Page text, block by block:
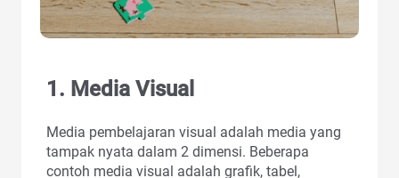
1. Media Visual
Media pembelajaran visual adalah media yang
tampak nyata dalam 2 dimensi. Beberapa
contoh media visual adalah grafik, tabel,